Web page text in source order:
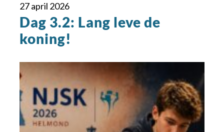
27 april 2026
Dag 3.2: Lang leve de
koning!